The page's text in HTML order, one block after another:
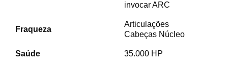
invocar ARC
Fraqueza
Articulações
Cabeças Núcleo
Saúde 35.000 HP